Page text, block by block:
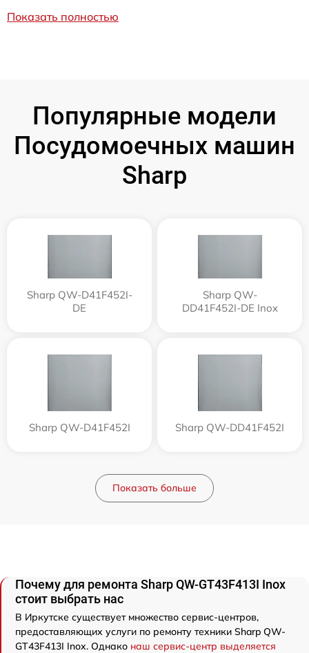
Показать полностью
Популярные модели
Посудомоечных машин
Sharp
Sharp QW-D41F452I-
DE
Sharp QW-
DD41F452I-DE Inox
Sharp QW-D41F452I Sharp QW-DD41F452I
Показать больше
Почему для ремонта Sharp QW-GT43F413I Inox
стоит выбрать нас
В Иркутске существует множество сервис-центров,
предоставляющих услуги по ремонту техники Sharp QW-
GT43F413I Inox. Однако наш сервис-центр выделяется